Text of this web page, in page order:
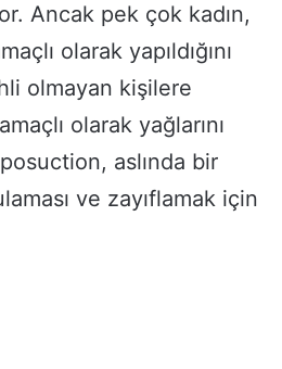
Ancak pek çok kadın,
olarak yapıldığını
olmayan kişilere
olarak yağlarını
aslında bir
ve zayıflamak için